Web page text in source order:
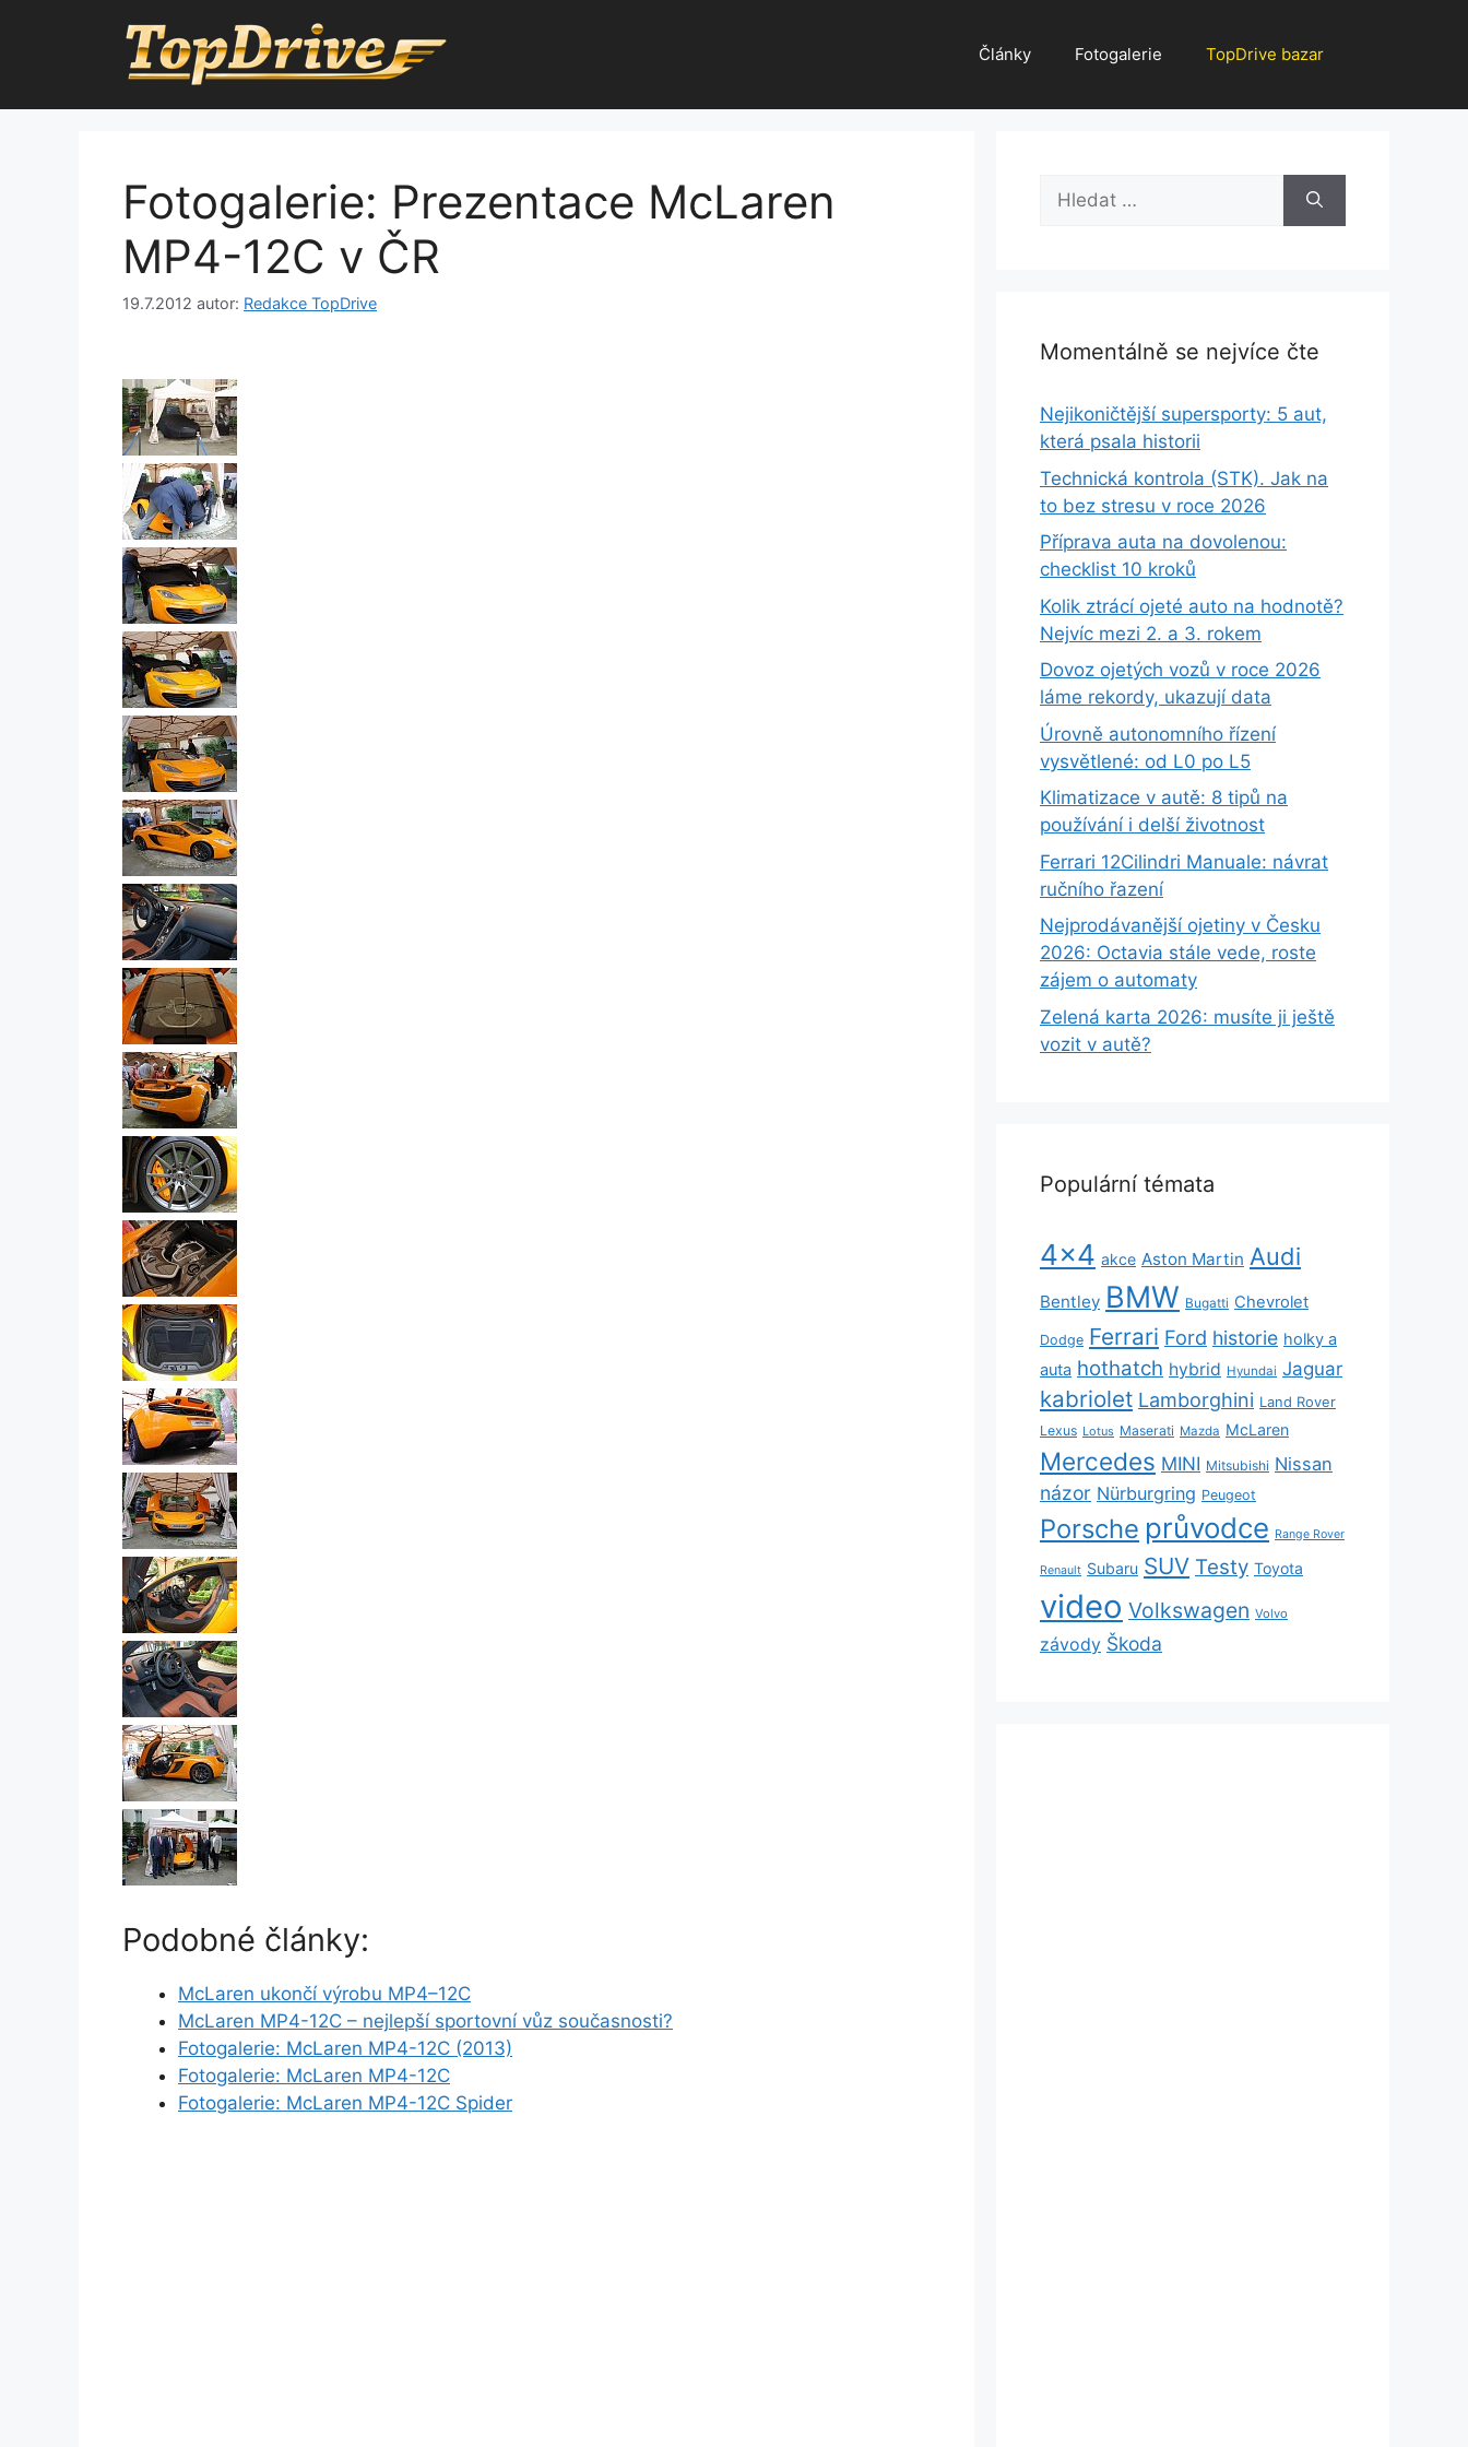
Články Fotogalerie TopDrive bazar
Fotogalerie: Prezentace McLaren
MP4-12C v ČR
19.7.2012 autor: Redakce TopDrive
Podobné články:
McLaren ukončí výrobu MP4–12C
McLaren MP4-12C – nejlepší sportovní vůz současnosti?
Fotogalerie: McLaren MP4-12C (2013)
Fotogalerie: McLaren MP4-12C
Fotogalerie: McLaren MP4-12C Spider
Hledat:
Momentálně se nejvíce čte
Nejikoničtější supersporty: 5 aut,
která psala historii
Technická kontrola (STK). Jak na
to bez stresu v roce 2026
Příprava auta na dovolenou:
checklist 10 kroků
Kolik ztrácí ojeté auto na hodnotě?
Nejvíc mezi 2. a 3. rokem
Dovoz ojetých vozů v roce 2026
láme rekordy, ukazují data
Úrovně autonomního řízení
vysvětlené: od L0 po L5
Klimatizace v autě: 8 tipů na
používání i delší životnost
Ferrari 12Cilindri Manuale: návrat
ručního řazení
Nejprodávanější ojetiny v Česku
2026: Octavia stále vede, roste
zájem o automaty
Zelená karta 2026: musíte ji ještě
vozit v autě?
Populární témata
4x4 akce Aston Martin Audi
Bentley BMW Bugatti Chevrolet
Dodge Ferrari Ford historie holky a
auta hothatch hybrid Hyundai Jaguar
kabriolet Lamborghini Land Rover
Lexus Lotus Maserati Mazda McLaren
Mercedes MINI Mitsubishi Nissan
názor Nürburgring Peugeot
Porsche průvodce Range Rover
Renault Subaru SUV Testy Toyota
video Volkswagen Volvo
závody Škoda